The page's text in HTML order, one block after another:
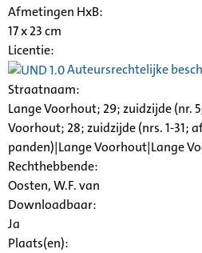
Afmetingen HxB:
17 x 23 cm
Licentie:
Auteursrechtelijke
Straatnaam:
Lange Voorhout; 29; zuidzijde (nr.
Voorhout; 28; zuidzijde (nrs. 1-31;
panden)|Lange Voorhout|Lange
Rechthebbende:
Oosten, W.F. van
Downloadbaar:
Ja
Plaats(en):